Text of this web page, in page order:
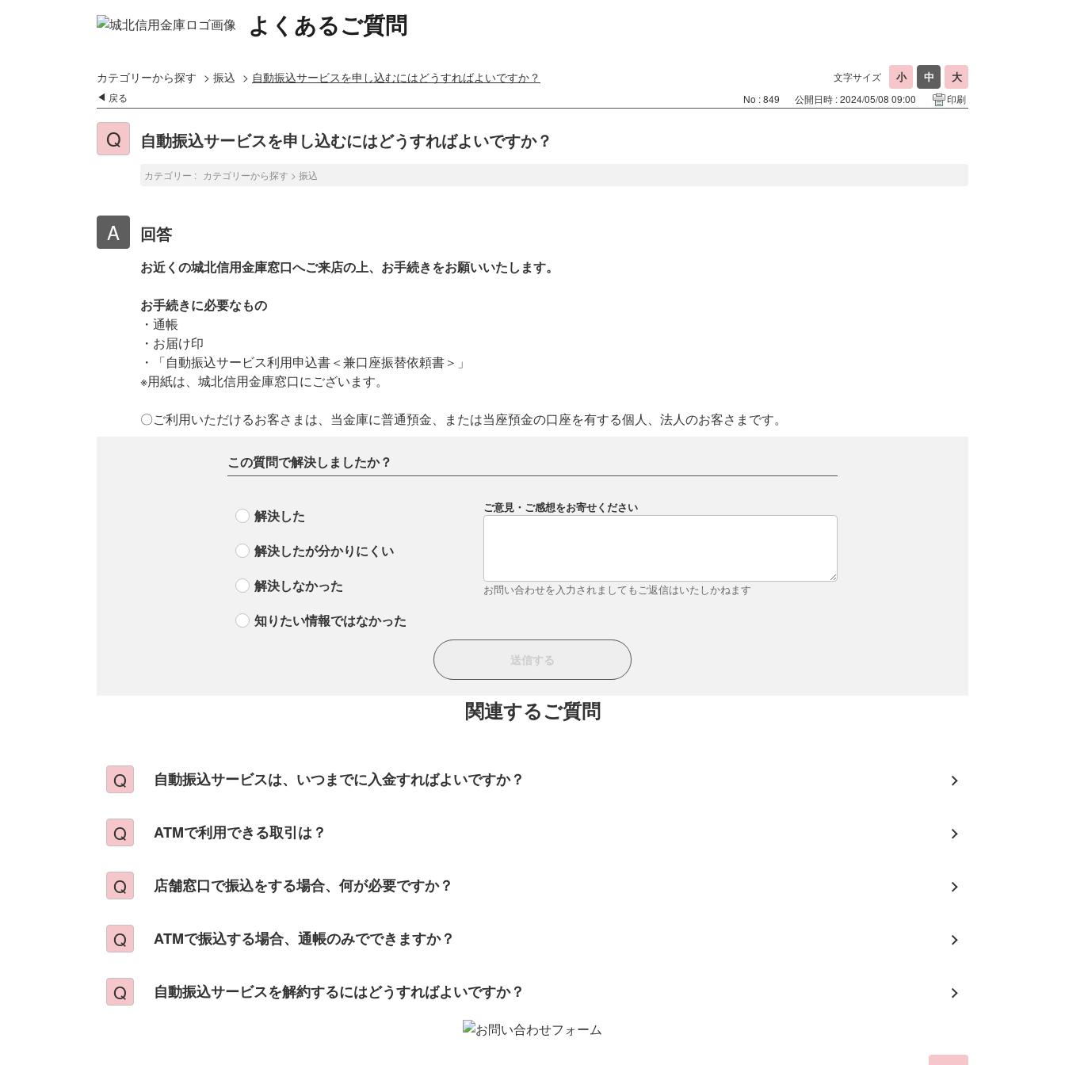
よくあるご質問
文字サイズ
カテゴリーから探す > 振込 > 自動振込サービスを申し込むにはどうすればよいですか？
戻る No : 849 公開日時 : 2024/05/08 09:00 印刷
自動振込サービスを申し込むにはどうすればよいですか？
カテゴリー : カテゴリーから探す > 振込
回答
お近くの城北信用金庫窓口へご来店の上、お手続きをお願いいたします。
お手続きに必要なもの
・通帳
・お届け印
・「自動振込サービス利用申込書＜兼口座振替依頼書＞」
※用紙は、城北信用金庫窓口にございます。
〇ご利用いただけるお客さまは、当金庫に普通預金、または当座預金の口座を有する個人、法人のお客さまです。
この質問で解決しましたか？
解決した
解決したが分かりにくい
解決しなかった
知りたい情報ではなかった
ご意見・ご感想をお寄せください
お問い合わせを入力されましてもご返信はいたしかねます
関連するご質問
自動振込サービスは、いつまでに入金すればよいですか？
ATMで利用できる取引は？
店舗窓口で振込をする場合、何が必要ですか？
ATMで振込する場合、通帳のみでできますか？
自動振込サービスを解約するにはどうすればよいですか？